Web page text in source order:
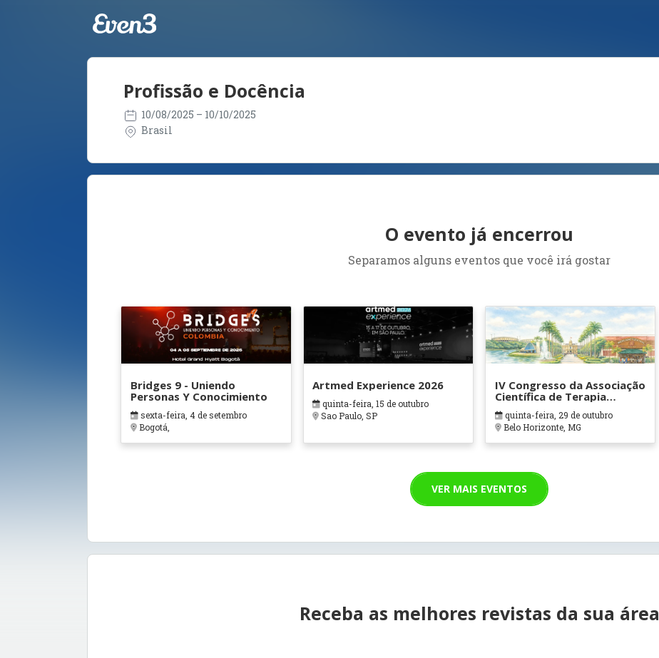
Profissão e Docência
10/08/2025 – 10/10/2025
Brasil
O evento já encerrou
Separamos alguns eventos que você irá gostar
Bridges 9 - Uniendo
Personas Y Conocimiento
sexta-feira, 4 de setembro
Bogotá,
Artmed Experience 2026
quinta-feira, 15 de outubro
Sao Paulo, SP
IV Congresso da Associação
Científica de Terapia
Ocupacional em Contextos
Hospitalares e Cuidados
Paliativos - ATOHOSP
quinta-feira, 29 de outubro
Belo Horizonte, MG
VER MAIS EVENTOS
Receba as melhores revistas da sua área